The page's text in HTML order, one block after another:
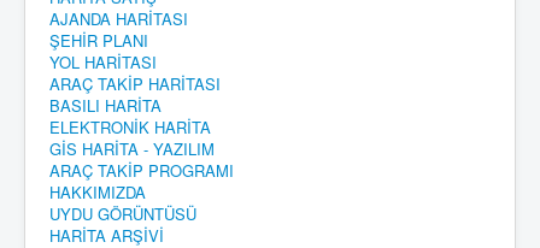
AJANDA HARİTASI
ŞEHİR PLANI
YOL HARİTASI
ARAÇ TAKİP HARİTASI
BASILI HARİTA
ELEKTRONİK HARİTA
GİS HARİTA - YAZILIM
ARAÇ TAKİP PROGRAMI
HAKKIMIZDA
UYDU GÖRÜNTÜSÜ
HARİTA ARŞİVİ